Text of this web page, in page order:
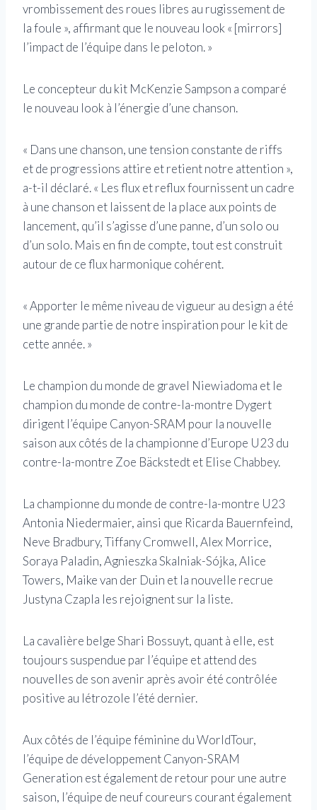
vrombissement des roues libres au rugissement de
la foule », affirmant que le nouveau look « [mirrors]
l’impact de l’équipe dans le peloton. »
Le concepteur du kit McKenzie Sampson a comparé
le nouveau look à l’énergie d’une chanson.
« Dans une chanson, une tension constante de riffs
et de progressions attire et retient notre attention »,
a-t-il déclaré. « Les flux et reflux fournissent un cadre
à une chanson et laissent de la place aux points de
lancement, qu’il s’agisse d’une panne, d’un solo ou
d’un solo. Mais en fin de compte, tout est construit
autour de ce flux harmonique cohérent.
« Apporter le même niveau de vigueur au design a été
une grande partie de notre inspiration pour le kit de
cette année. »
Le champion du monde de gravel Niewiadoma et le
champion du monde de contre-la-montre Dygert
dirigent l’équipe Canyon-SRAM pour la nouvelle
saison aux côtés de la championne d’Europe U23 du
contre-la-montre Zoe Bäckstedt et Elise Chabbey.
La championne du monde de contre-la-montre U23
Antonia Niedermaier, ainsi que Ricarda Bauernfeind,
Neve Bradbury, Tiffany Cromwell, Alex Morrice,
Soraya Paladin, Agnieszka Skalniak-Sójka, Alice
Towers, Maike van der Duin et la nouvelle recrue
Justyna Czapla les rejoignent sur la liste.
La cavalière belge Shari Bossuyt, quant à elle, est
toujours suspendue par l’équipe et attend des
nouvelles de son avenir après avoir été contrôlée
positive au létrozole l’été dernier.
Aux côtés de l’équipe féminine du WorldTour,
l’équipe de développement Canyon-SRAM
Generation est également de retour pour une autre
saison, l’équipe de neuf coureurs courant également